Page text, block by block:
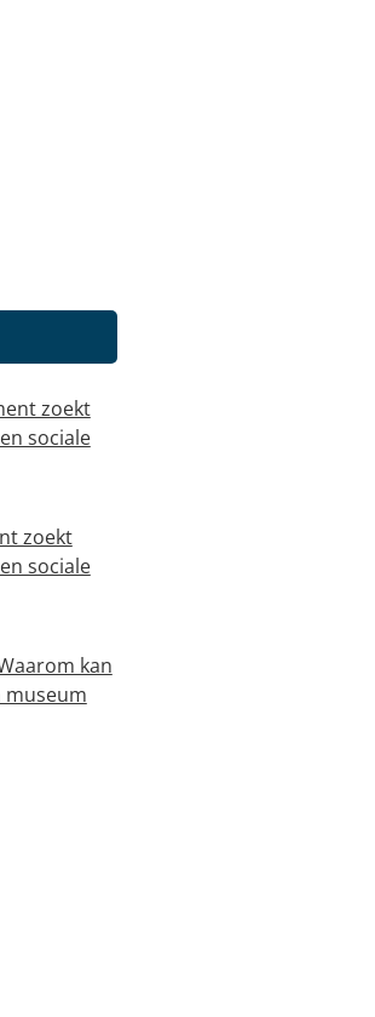
zoekt
sociale
zoekt
sociale
kan
museum